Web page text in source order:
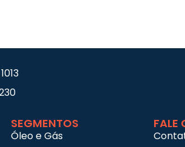
SEGMENTOS
Óleo e Gás
FALE